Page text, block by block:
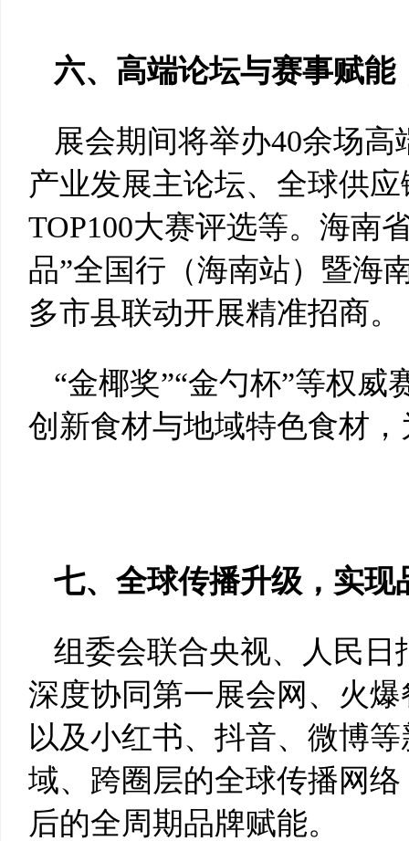
六、高端论坛与赛事赋能
展会期间将举办40余场
产业发展主论坛、全球供
TOP100大赛评选等。海南
品”全国行（海南站）暨海
多市县联动开展精准招商。
“金椰奖”“金勺杯”等权
创新食材与地域特色食材
七、全球传播升级，实现
组委会联合央视、人民
深度协同第一展会网、火
以及小红书、抖音、微博
域、跨圈层的全球传播网
后的全周期品牌赋能。